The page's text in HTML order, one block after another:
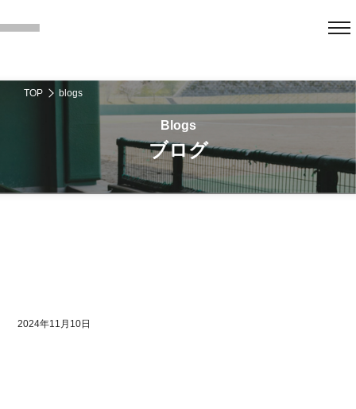
TOP blogs
ブログ
2024年11月10日